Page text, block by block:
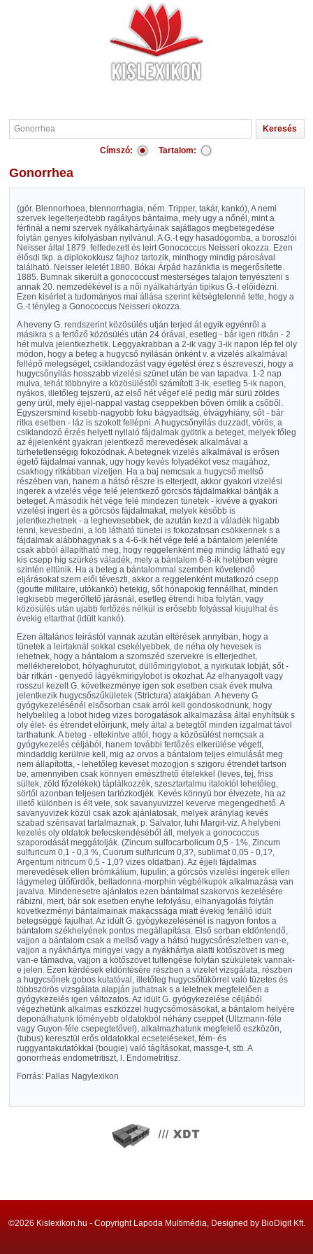
Címszó: Tartalom:
Gonorrhea
(gör. Blennorhoea, blennorrhagia, ném. Tripper, takár, kankó), A nemi
szervek legelterjedtebb ragályos bántalma, mely ugy a nőnél, mint a
férfinál a nemi szervek nyálkahártyáinak sajátlagos megbetegedése
folytán genyes kifolyásban nyilvánul. A G.-t egy hasadógomba, a boroszlói
Neisser által 1879. felfedezett és leirt Gonococcus Neisseri okozza. Ezen
élősdi tkp. a diplokokkusz fajhoz tartozik, minthogy mindig párosával
található. Neisser leletét 1880. Bókai Árpád hazánkfia is megerősítette.
1885. Bumnak sikerült a gonococcust mesterséges talajon tenyészteni s
annak 20. nemzedékével is a női nyálkahártyán tipikus G.-t előidézni.
Ezen kisérlet a tudományos mai állása szerint kétségtelenné tette, hogy a
G.-t tényleg a Gonococcus Neisseri okozza.
A heveny G. rendszerint közösülés utján terjed át egyik egyénről a
másikra s a fertőző közösülés után 24 órával, esetleg - bár igen ritkán - 2
hét mulva jelentkezhetik. Leggyakrabban a 2-ik vagy 3-ik napon lép fel oly
módon, hogy a beteg a hugycső nyilásán önként v. a vizelés alkalmával
fellépő melegséget, csiklandozást vagy égetést érez s észreveszi, hogy a
hugycsőnyilás hosszabb vizelési szünet után be van tapadva. 1-2 nap
mulva, tehát többnyire a közösüléstől számított 3-ik, esetleg 5-ik napon,
nyákos, illetőleg tejszerü, az első hét végef elé pedig már sürü zöldes
geny ürül, mely éjjel-nappal vastag cseppekben bőven ömlik a csőből.
Egyszersmind kisebb-nagyobb foku bágyadtság, étvágyhiány, sőt - bár
ritka esetben - láz is szokott fellépni. A hugycsőnyilás duzzadt, vörös, a
csiklandozó érzés helyett nyilaló fájdalmak gyötrik a beteget, melyek főleg
az éjjelenként gyakran jelentkező merevedések alkalmával a
türhetetlenségig fokozódnak. A betegnek vizelés alkalmával is erősen
égető fájdalmai vannak, ugy hogy kevés folyadékot vesz magához,
csakhogy ritkábban vizeljen. Ha a baj nemcsak a hugycső mellső
részében van, hanem a hátsó részre is elterjedt, akkor gyakori vizelési
ingerek a vizelés vége felé jelentkező görcsös fájdalmakkal bántják a
beteget. A második hét vége felé mindezen tünetek - kivéve a gyakori
vizelési ingert és a görcsös fájdalmakat, melyek később is
jelentkezhetnek - a leghevesebbek, de azután kezd a váladék higabb
lenni, kevesbedni, a lob látható tünetei is fokozatosan csökkennek s a
fájdalmak alábbhagynak s a 4-6-ik hét vége felé a bántalom jelenléte
csak abból állapítható meg, hogy reggelenként még mindig látható egy
kis csepp hig szürkés váladék, mely a bántalom 6-8-ik hetében végre
szintén eltünik. Ha a beteg a bántalommal szemben követendő
eljárásokat szem elől téveszti, akkor a reggelenként mutatkozó csepp
(goutte militaire, utókankó) hetekig, sőt hónapokig fennállhat, minden
legkisebb megerőltető járásnál, esetleg étrendi hiba folytán, vagy
közösülés után ujabb fertőzés nélkül is erősebb folyással kiujulhat és
évekig eltarthat (idült kankó).
Ezen általános leirástól vannak azután eltérések annyiban, hogy a
tünetek a leirtaknál sokkal csekélyebbek, de néha oly hevesek is
lehetnek, hogy a bántalom a szomszéd szervekre is elterjedhet,
mellékherelobot, hólyaghurutot, düllőmirigylobot, a nyirkutak lobját, sőt -
bár ritkán - genyedő lágyékmirigylobot is okozhat. Az elhanyagolt vagy
rosszul kezelt G. következménye igen sok esetben csak évek mulva
jelentkezik hugycsőszűkületek (Strictura) alakjában. A heveny G.
gyógykezelésénél elsősorban csak arról kell gondoskodnunk, hogy
helybelileg a lobot hideg vizes borogatások alkalmazása által enyhítsük s
oly élet- és étrendet előirjunk, mely által a betegtől minden izgalmat távol
tarthatunk. A beteg - eltekintve attól, hogy a közösülést nemcsak a
gyógykezelés céljából, hanem további fertőzés elkerülése végett,
mindaddig kerülnie kell, mig az orvos a bántalom teljes elmulását meg
nem állapította, - lehetőleg keveset mozogjon s szigoru étrendet tartson
be, amennyiben csak könnyen emészthető ételekkel (leves, tej, friss
sültek, zöld főzelékek) táplálkozzék, szesztartalmu italoktól lehetőleg,
sörtől azonban teljesen tartózkodjék. Kevés könnyü bor élvezete, ha az
illető különben is élt vele, sok savanyuvizzel keverve megengedhető. A
savanyuvizek közül csak azok ajánlatosak, melyek aránylag kevés
szabad szénsavat tartalmaznak, p. Salvator, luhi Margit-viz. A helybeni
kezelés oly oldatok befecskendéséből áll, melyek a gonococcus
szaporodását meggátolják. (Zincum sulfocarbolicum 0,5 - 1%, Zincum
sulfuricum 0,1 - 0,3 %, Cuorum sulfuricum 0,3?, sublimat 0,05 - 0,1?,
Argentum nitricum 0,5 - 1,0? vizes oldatban). Az éjjeli fájdalmas
merevedések ellen brómkálium, lupulin; a görcsös vizelési ingerek ellen
lágymeleg ülőfürdők, belladonna-morphin végbélkupok alkalmazása van
javalva. Mindenesetre ajánlatos ezen bántalmat szakorvos kezelésére
rábizni, mert, bár sok esetben enyhe lefolyásu, elhanyagolás folytán
következményi bántalmainak makacssága miatt évekig fenálló idült
betegséggé fajulhat. Az idült G. gyógykezelésénél is nagyon fontos a
bántalom székhelyének pontos megállapítása. Első sorban eldöntendő,
vajjon a bántalom csak a mellső vagy a hátsó hugycsőrészletben van-e,
vajjon a nyákhártya mirigyei vagy a nyákhártya alatti kötőszövet is meg
van-e támadva, vajjon a kötőszövet tultengése folytán szükületek vannak-
e jelen. Ezen kérdések eldöntésére részben a vizelet vizsgálata, részben
a hugycsőnek gobos kutatóval, illetőleg hugycsőtükörrel való tüzetes és
többszörös vizsgálata alapján juthatnak s a leletnek megfelelően a
gyógykezelés igen változatos. Az idült G. gyógykezelése céljából
végezhetünk alkalmas eszközzel hugycsőmosásokat, a bántalom helyére
deponálhatunk töményebb oldatokból néhány cseppet (Ultzmann-féle
vagy Guyon-féle csepegtetővel), alkalmazhatunk megfelelő eszközön,
(tubus) keresztül erős oldatokkal ecseteléseket, fém- és
ruggyantakutatókkal (bougie) való tágításokat, massge-t, stb. A
gonorrheás endometritiszt, l. Endometritisz.
Forrás: Pallas Nagylexikon
©2026 Kislexikon.hu - Copyright Lapoda Multimédia, Designed by BioDigit Kft.